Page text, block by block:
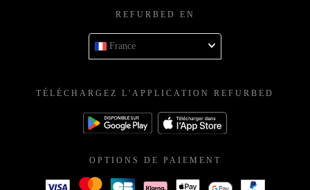
REFURBED EN
France
TÉLÉCHARGEZ L'APPLICATION REFURBED
OPTIONS DE PAIEMENT